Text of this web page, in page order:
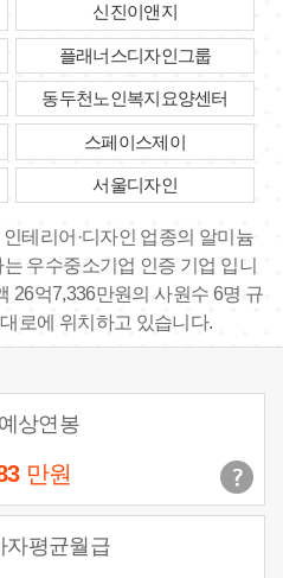
신진이앤지
플래너스디자인그룹
동두천노인복지요양센터
스페이스제이
서울디자인
테리어·디자인 업종의 알미늄
우수중소기업 인증 기업 입니
26억7,336만원의 사원수 6명 규
로에 위치하고 있습니다.
상연봉
만원
자평균월급